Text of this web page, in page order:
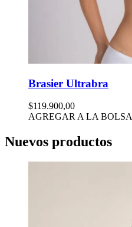
Brasier Ultrabra
$119.900,00
AGREGAR A LA BOLSA
Nuevos productos